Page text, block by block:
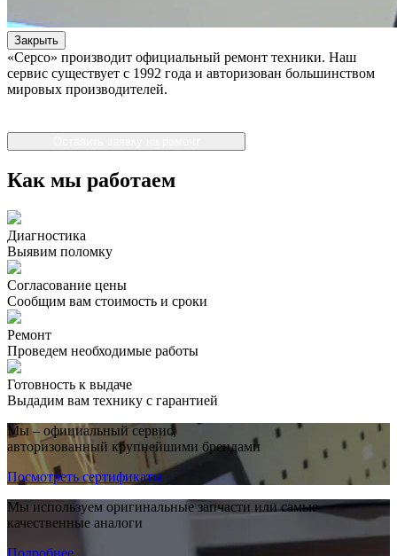
Закрыть
«Серсо» производит официальный ремонт техники. Наш
сервис существует с 1992 года и авторизован большинством
мировых производителей.
Как мы работаем
Диагностика
Выявим поломку
Согласование цены
Сообщим вам стоимость и сроки
Ремонт
Проведем необходимые работы
Готовность к выдаче
Выдадим вам технику с гарантией
Мы – официальный сервис,
авторизованный крупнейшими брендами
Посмотреть сертификаты
Мы используем оригинальные запчасти или самые
качественные аналоги
Подробнее